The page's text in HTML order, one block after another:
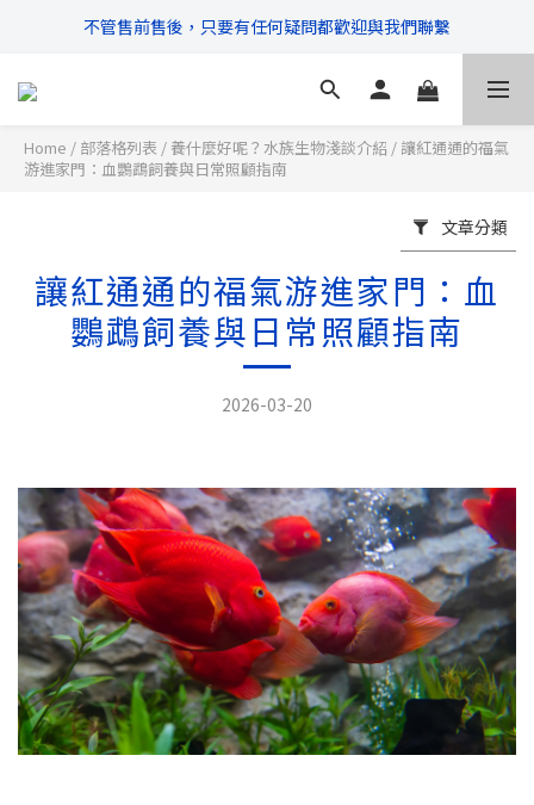
\ 超商滿$399免運!宅配滿$666免運 /
不管售前售後，只要有任何疑問都歡迎與我們聯繫
\ 超商滿$399免運!宅配滿$666免運 /
Home / 部落格列表 / 養什麼好呢？水族生物淺談介紹 / 讓紅通通的福氣
游進家門：血鸚鵡飼養與日常照顧指南
文章分類
讓紅通通的福氣游進家門：血
鸚鵡飼養與日常照顧指南
2026-03-20